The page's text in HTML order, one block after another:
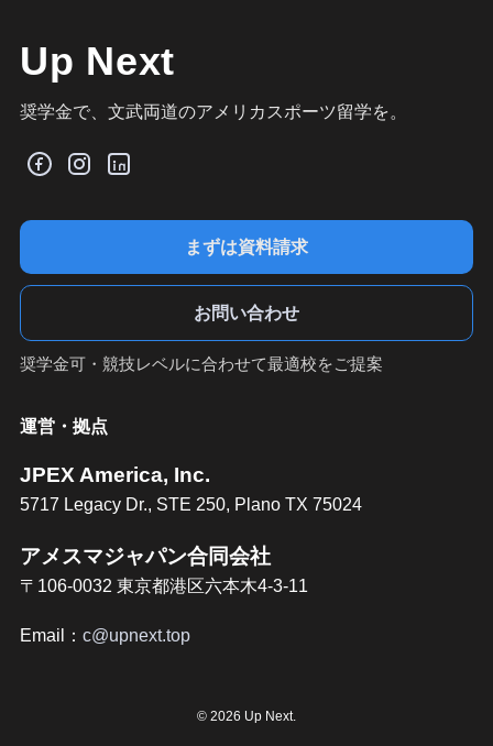
Up Next
奨学金で、文武両道のアメリカスポーツ留学を。
まずは資料請求
お問い合わせ
奨学金可・競技レベルに合わせて最適校をご提案
運営・拠点
JPEX America, Inc.
5717 Legacy Dr., STE 250, Plano TX 75024
アメスマジャパン合同会社
〒106-0032 東京都港区六本木4-3-11
Email： c@upnext.top
© 2026 Up Next.